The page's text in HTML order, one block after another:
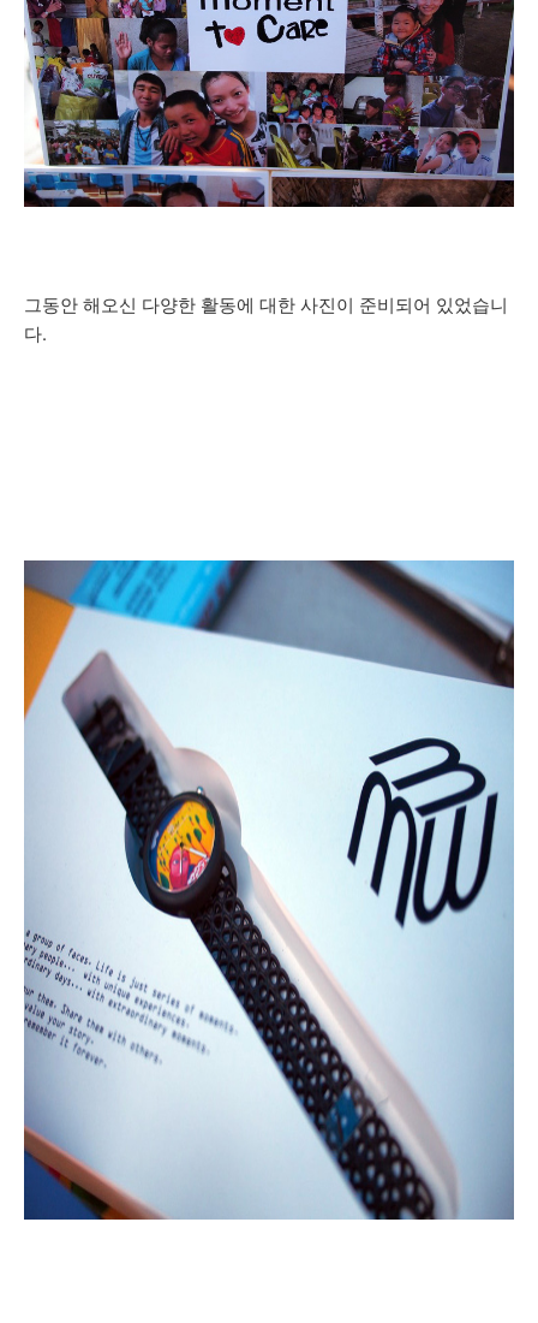
그동안 해오신 다양한 활동에 대한 사진이 준비되어 있었습니
다.